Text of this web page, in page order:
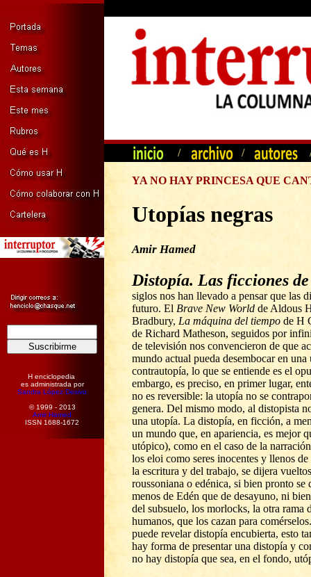
H enciclopedia
es administrada por
Sandra López Desivo
© 1999 - 2013
Amir Hamed
ISSN 1688-1672
/ /
YA NO HAY PRINCESA QUE
Utopías negras
Amir Hamed
Distopía. Las ficciones
siglos nos han llevado a pensar que las
futuro. El Brave New World de Aldous
Bradbury, La máquina del tiempo de H
de Richard Matheson, seguidos por
de televisión nos convencieron de que
mundo actual pueda desembocar en
contrautopía, lo que se entiende es el
embargo, es preciso, en primer lugar,
no es reversible: la utopía no se
genera. Del mismo modo, al distopista
una utopía. La distopía, en ficción, a
un mundo que, en apariencia, es mejor
utópico), como en el caso de la
los eloi como seres inocentes y llenos
la escritura y del trabajo, se dijera
roussoniana o edénica, si bien pronto se
menos de Edén que de desayuno, ni
del subsuelo, los morlocks, la otra rama
humanos, que los cazan para
puede revelar distopía encubierta, esto
hay forma de presentar una distopía y
no hay distopía que sea, en el fondo,